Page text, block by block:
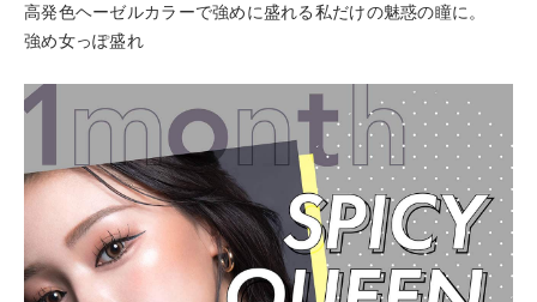
高発色ヘーゼルカラーで強めに盛れる私だけの魅惑の瞳に。
強め女っぽ盛れ